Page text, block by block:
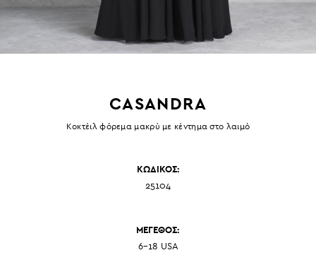
CASANDRA
Κοκτέιλ φόρεμα μακρύ με κέντημα στο λαιμό
ΚΩΔΙΚΟΣ:
25104
ΜΕΓΕΘΟΣ:
6-18 USA